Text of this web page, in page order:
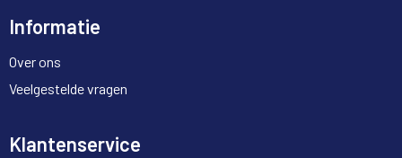
Informatie
Over ons
Veelgestelde vragen
Klantenservice